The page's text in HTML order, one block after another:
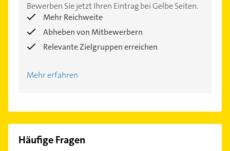
Bewerben Sie jetzt Ihren Eintrag bei Gelbe Seiten.
Mehr Reichweite
Abheben von Mitbewerbern
Relevante Zielgruppen erreichen
Mehr erfahren
Häufige Fragen